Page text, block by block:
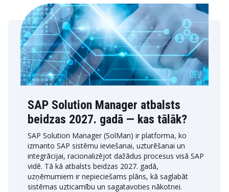
SAP Solution Manager atbalsts
beidzas 2027. gadā — kas tālāk?
SAP Solution Manager (SolMan) ir platforma, ko
izmanto SAP sistēmu ieviešanai, uzturēšanai un
integrācijai, racionalizējot dažādus procesus visā SAP
vidē. Tā kā atbalsts beidzas 2027. gadā,
uzņēmumiem ir nepieciešams plāns, kā saglabāt
sistēmas uzticamību un sagatavoties nākotnei.